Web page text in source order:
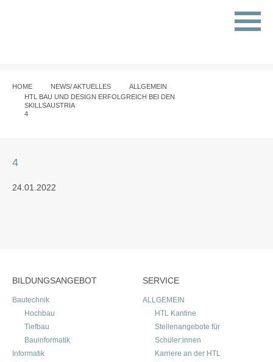
HOME NEWS/ AKTUELLES
ALLGEMEIN
HTL BAU UND DESIGN ERFOLGREICH BEI DEN
SKILLSAUSTRIA
4
4
24.01.2022
BILDUNGSANGEBOT
Bautechnik
Hochbau
Tiefbau
Bauinformatik
Informatik
SERVICE
ALLGEMEIN
HTL Kantine
Stellenangebote für
Schüler:innen
Karriere an der HTL